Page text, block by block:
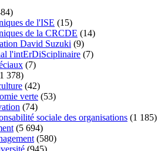
de l'ISE (15)
de la CRCDE (14)
David Suzuki (9)
l'intErDiSciplinaire (7)
(7)
378)
(42)
verte (53)
(74)
sociale des organisations (1 185)
(5 694)
(580)
(945)